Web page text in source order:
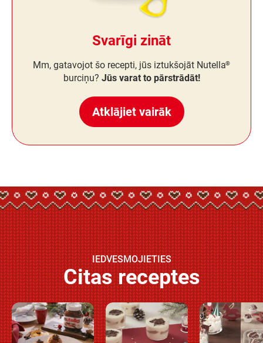
Svarīgi zināt
Mm, gatavojot šo recepti, jūs iztukšojāt Nutella®
burciņu? Jūs varat to pārstrādāt!
Atklājiet vairāk
IEDVESMOJIETIES
Citas receptes